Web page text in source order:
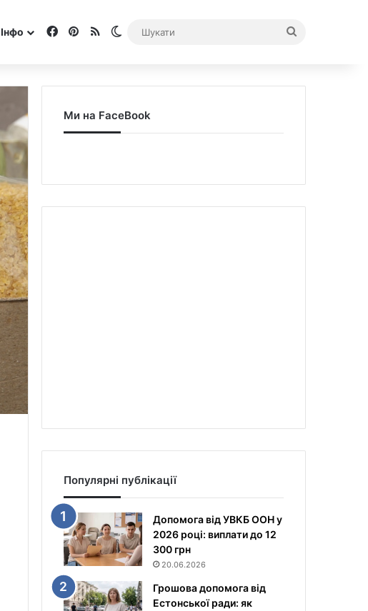
Інфо Facebook
Pinterest
RSS Switch skin
Ми на FaceBook
Популярні публікації
Допомога від УВКБ ООН у
2026 році: виплати до 12
300 грн
20.06.2026
Грошова допомога від
Естонської ради: як